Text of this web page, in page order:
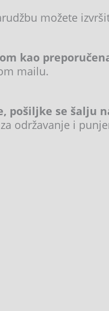
možete
kao
mailu.
pošiljke se šalju
održavanje i